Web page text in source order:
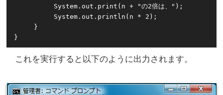
          System.out.print(n + "の2倍は、");
          System.out.println(n * 2);
     }
}
これを実行すると以下のように出力されます。